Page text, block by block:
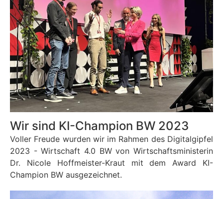
Wir sind KI-Champion BW 2023
Voller Freude wurden wir im Rahmen des Digitalgipfel
2023 - Wirtschaft 4.0 BW von Wirtschaftsministerin
Dr. Nicole Hoffmeister-Kraut mit dem Award KI-
Champion BW ausgezeichnet.